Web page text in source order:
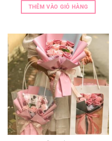
THÊM VÀO GIỎ HÀNG